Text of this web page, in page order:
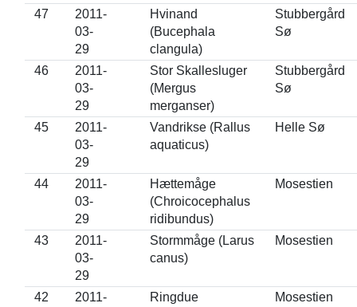
47
2011-
03-
29
Hvinand
(Bucephala
clangula)
Stubbergård
Sø
46
2011-
03-
29
Stor Skallesluger
(Mergus
merganser)
Stubbergård
Sø
45
2011-
03-
29
Vandrikse (Rallus
aquaticus)
Helle Sø
44
2011-
03-
29
Hættemåge
(Chroicocephalus
ridibundus)
Mosestien
43
2011-
03-
29
Stormmåge (Larus
canus)
Mosestien
42
2011-
Ringdue
Mosestien